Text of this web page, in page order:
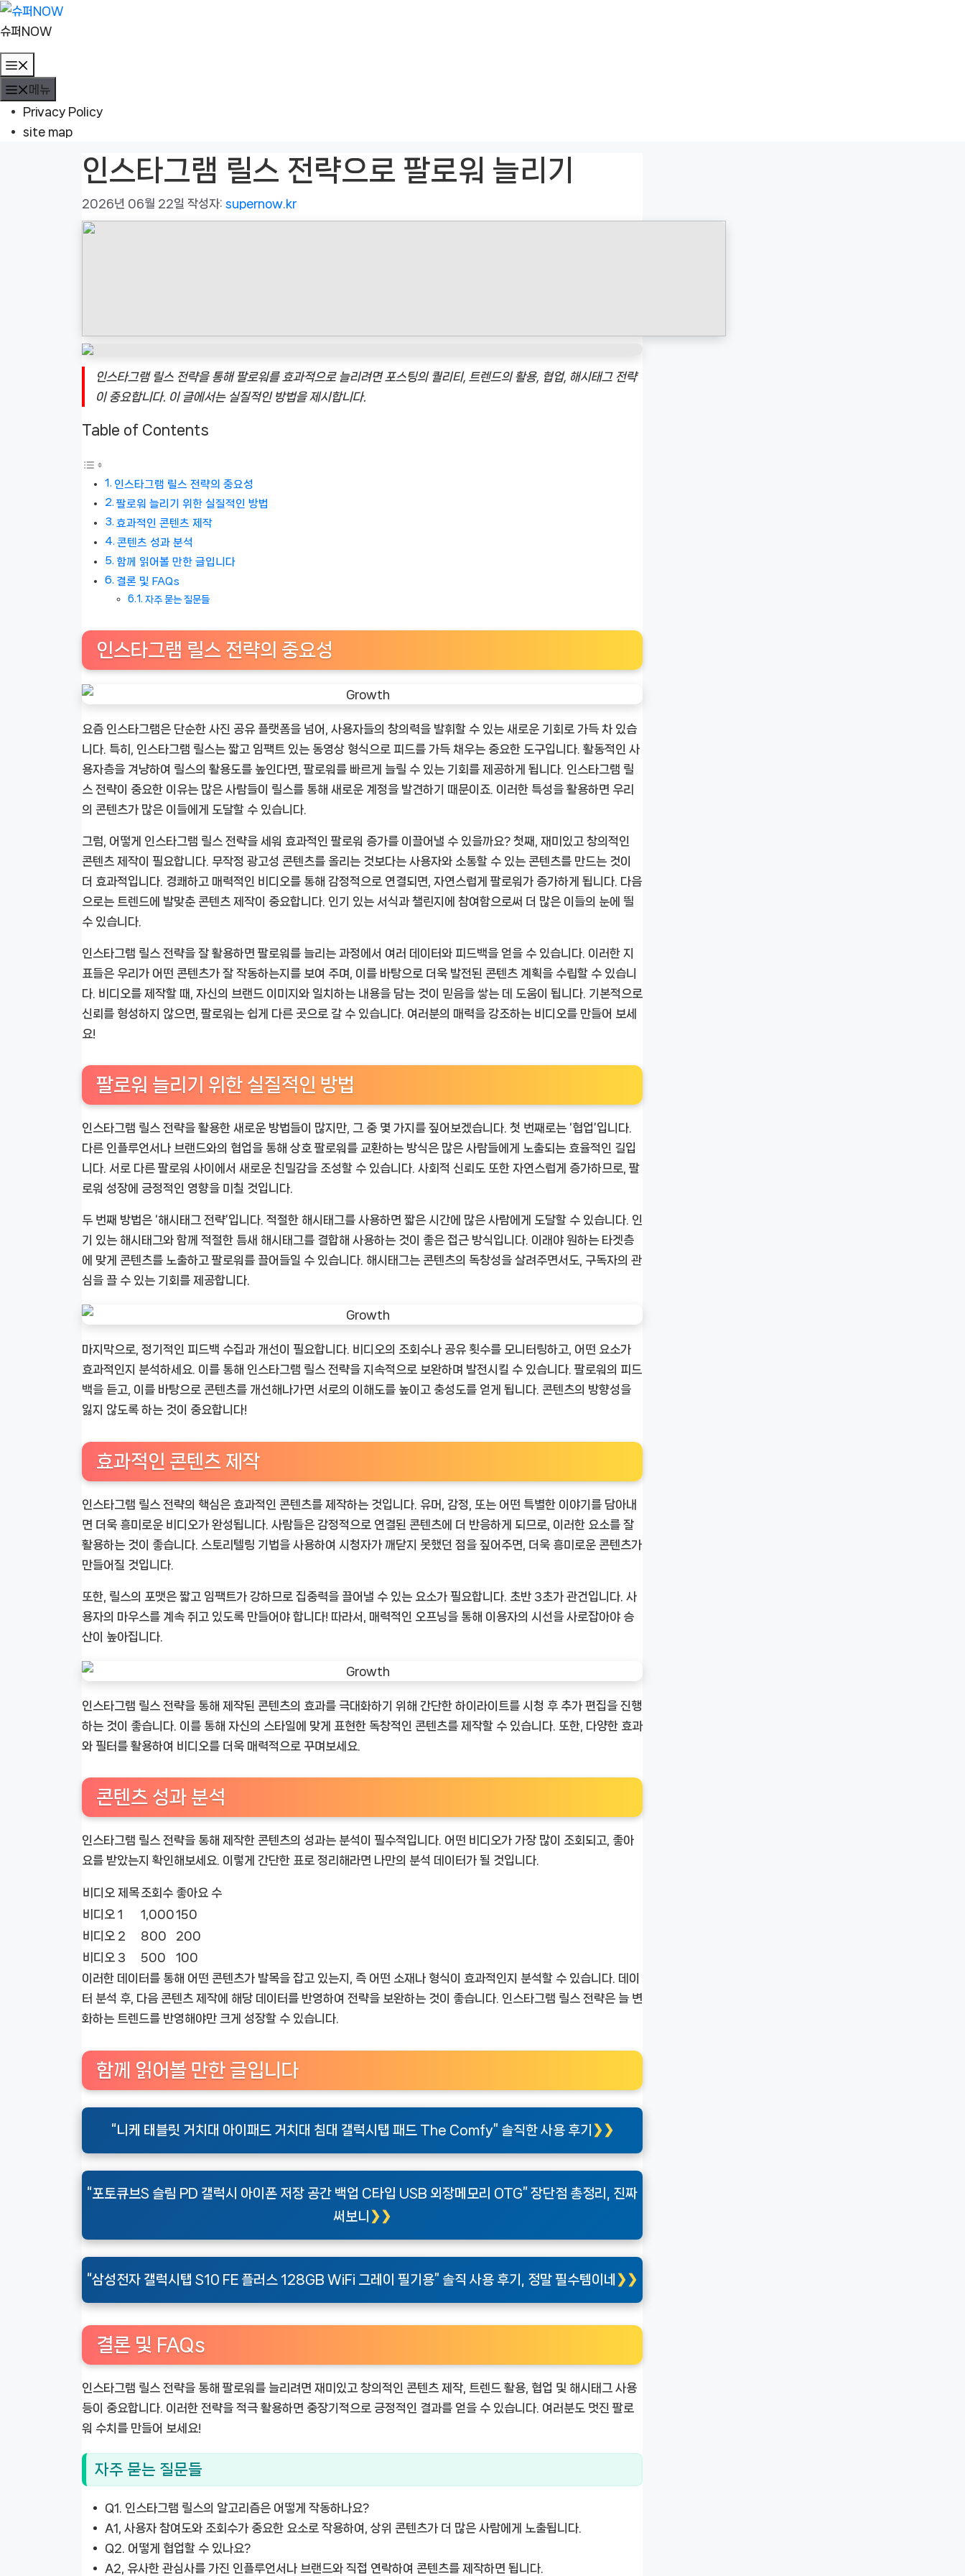
컨
텐
츠
로
건
슈퍼NOW
뉴
메뉴
Privacy Policy
site map
인스타그램 릴스 전략으로 팔로워 늘리기
2026년 06월 22일 작성자: supernow.kr
인스타그램 릴스 전략을 통해 팔로워를 효과적으로 늘리려면 포스팅의 퀄리티, 트렌드의 활용, 협업, 해시태그 전략
이 중요합니다. 이 글에서는 실질적인 방법을 제시합니다.
Table of Contents
인스타그램 릴스 전략의 중요성
팔로워 늘리기 위한 실질적인 방법
효과적인 콘텐츠 제작
콘텐츠 성과 분석
함께 읽어볼 만한 글입니다
결론 및 FAQs
자주 묻는 질문들
인스타그램 릴스 전략의 중요성
요즘 인스타그램은 단순한 사진 공유 플랫폼을 넘어, 사용자들의 창의력을 발휘할 수 있는 새로운 기회로 가득 차 있습
니다. 특히, 인스타그램 릴스는 짧고 임팩트 있는 동영상 형식으로 피드를 가득 채우는 중요한 도구입니다. 활동적인 사
용자층을 겨냥하여 릴스의 활용도를 높인다면, 팔로워를 빠르게 늘릴 수 있는 기회를 제공하게 됩니다. 인스타그램 릴
스 전략이 중요한 이유는 많은 사람들이 릴스를 통해 새로운 계정을 발견하기 때문이죠. 이러한 특성을 활용하면 우리
의 콘텐츠가 많은 이들에게 도달할 수 있습니다.
그럼, 어떻게 인스타그램 릴스 전략을 세워 효과적인 팔로워 증가를 이끌어낼 수 있을까요? 첫째, 재미있고 창의적인
콘텐츠 제작이 필요합니다. 무작정 광고성 콘텐츠를 올리는 것보다는 사용자와 소통할 수 있는 콘텐츠를 만드는 것이
더 효과적입니다. 경쾌하고 매력적인 비디오를 통해 감정적으로 연결되면, 자연스럽게 팔로워가 증가하게 됩니다. 다음
으로는 트렌드에 발맞춘 콘텐츠 제작이 중요합니다. 인기 있는 서식과 챌린지에 참여함으로써 더 많은 이들의 눈에 띌
수 있습니다.
인스타그램 릴스 전략을 잘 활용하면 팔로워를 늘리는 과정에서 여러 데이터와 피드백을 얻을 수 있습니다. 이러한 지
표들은 우리가 어떤 콘텐츠가 잘 작동하는지를 보여 주며, 이를 바탕으로 더욱 발전된 콘텐츠 계획을 수립할 수 있습니
다. 비디오를 제작할 때, 자신의 브랜드 이미지와 일치하는 내용을 담는 것이 믿음을 쌓는 데 도움이 됩니다. 기본적으로
신뢰를 형성하지 않으면, 팔로워는 쉽게 다른 곳으로 갈 수 있습니다. 여러분의 매력을 강조하는 비디오를 만들어 보세
요!
팔로워 늘리기 위한 실질적인 방법
인스타그램 릴스 전략을 활용한 새로운 방법들이 많지만, 그 중 몇 가지를 짚어보겠습니다. 첫 번째로는 ‘협업’입니다.
다른 인플루언서나 브랜드와의 협업을 통해 상호 팔로워를 교환하는 방식은 많은 사람들에게 노출되는 효율적인 길입
니다. 서로 다른 팔로워 사이에서 새로운 친밀감을 조성할 수 있습니다. 사회적 신뢰도 또한 자연스럽게 증가하므로, 팔
로워 성장에 긍정적인 영향을 미칠 것입니다.
두 번째 방법은 ‘해시태그 전략’입니다. 적절한 해시태그를 사용하면 짧은 시간에 많은 사람에게 도달할 수 있습니다. 인
기 있는 해시태그와 함께 적절한 틈새 해시태그를 결합해 사용하는 것이 좋은 접근 방식입니다. 이래야 원하는 타겟층
에 맞게 콘텐츠를 노출하고 팔로워를 끌어들일 수 있습니다. 해시태그는 콘텐츠의 독창성을 살려주면서도, 구독자의 관
심을 끌 수 있는 기회를 제공합니다.
마지막으로, 정기적인 피드백 수집과 개선이 필요합니다. 비디오의 조회수나 공유 횟수를 모니터링하고, 어떤 요소가
효과적인지 분석하세요. 이를 통해 인스타그램 릴스 전략을 지속적으로 보완하며 발전시킬 수 있습니다. 팔로워의 피드
백을 듣고, 이를 바탕으로 콘텐츠를 개선해나가면 서로의 이해도를 높이고 충성도를 얻게 됩니다. 콘텐츠의 방향성을
잃지 않도록 하는 것이 중요합니다!
효과적인 콘텐츠 제작
인스타그램 릴스 전략의 핵심은 효과적인 콘텐츠를 제작하는 것입니다. 유머, 감정, 또는 어떤 특별한 이야기를 담아내
면 더욱 흥미로운 비디오가 완성됩니다. 사람들은 감정적으로 연결된 콘텐츠에 더 반응하게 되므로, 이러한 요소를 잘
활용하는 것이 좋습니다. 스토리텔링 기법을 사용하여 시청자가 깨닫지 못했던 점을 짚어주면, 더욱 흥미로운 콘텐츠가
만들어질 것입니다.
또한, 릴스의 포맷은 짧고 임팩트가 강하므로 집중력을 끌어낼 수 있는 요소가 필요합니다. 초반 3초가 관건입니다. 사
용자의 마우스를 계속 쥐고 있도록 만들어야 합니다! 따라서, 매력적인 오프닝을 통해 이용자의 시선을 사로잡아야 승
산이 높아집니다.
인스타그램 릴스 전략을 통해 제작된 콘텐츠의 효과를 극대화하기 위해 간단한 하이라이트를 시청 후 추가 편집을 진행
하는 것이 좋습니다. 이를 통해 자신의 스타일에 맞게 표현한 독창적인 콘텐츠를 제작할 수 있습니다. 또한, 다양한 효과
와 필터를 활용하여 비디오를 더욱 매력적으로 꾸며보세요.
콘텐츠 성과 분석
인스타그램 릴스 전략을 통해 제작한 콘텐츠의 성과는 분석이 필수적입니다. 어떤 비디오가 가장 많이 조회되고, 좋아
요를 받았는지 확인해보세요. 이렇게 간단한 표로 정리해라면 나만의 분석 데이터가 될 것입니다.
비디오 제목 조회수 좋아요 수
비디오 1
1,000150
비디오 2
800
200
비디오 3
500
100
이러한 데이터를 통해 어떤 콘텐츠가 발목을 잡고 있는지, 즉 어떤 소재나 형식이 효과적인지 분석할 수 있습니다. 데이
터 분석 후, 다음 콘텐츠 제작에 해당 데이터를 반영하여 전략을 보완하는 것이 좋습니다. 인스타그램 릴스 전략은 늘 변
화하는 트렌드를 반영해야만 크게 성장할 수 있습니다.
함께 읽어볼 만한 글입니다
“니케 태블릿 거치대 아이패드 거치대 침대 갤럭시탭 패드 The Comfy” 솔직한 사용 후기
“포토큐브S 슬림 PD 갤럭시 아이폰 저장 공간 백업 C타입 USB 외장메모리 OTG” 장단점 총정리, 진짜
써보니
“삼성전자 갤럭시탭 S10 FE 플러스 128GB WiFi 그레이 필기용” 솔직 사용 후기, 정말 필수템이네
결론 및 FAQs
인스타그램 릴스 전략을 통해 팔로워를 늘리려면 재미있고 창의적인 콘텐츠 제작, 트렌드 활용, 협업 및 해시태그 사용
등이 중요합니다. 이러한 전략을 적극 활용하면 중장기적으로 긍정적인 결과를 얻을 수 있습니다. 여러분도 멋진 팔로
워 수치를 만들어 보세요!
자주 묻는 질문들
Q1. 인스타그램 릴스의 알고리즘은 어떻게 작동하나요?
A1, 사용자 참여도와 조회수가 중요한 요소로 작용하여, 상위 콘텐츠가 더 많은 사람에게 노출됩니다.
Q2. 어떻게 협업할 수 있나요?
A2, 유사한 관심사를 가진 인플루언서나 브랜드와 직접 연락하여 콘텐츠를 제작하면 됩니다.